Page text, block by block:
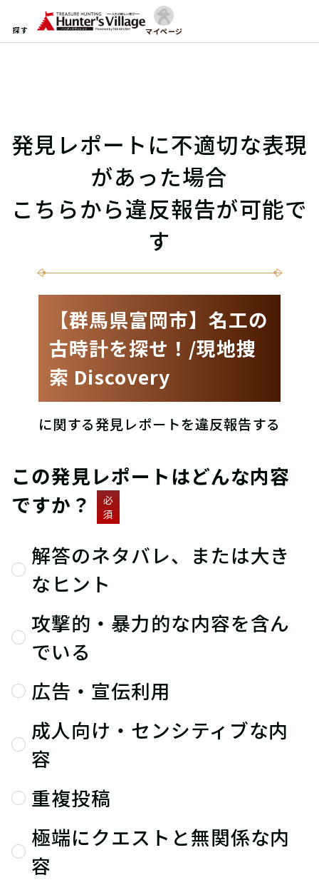
探す マイページ
発見レポートに不適切な表現
があった場合
こちらから違反報告が可能で
す
【群馬県富岡市】名工の
古時計を探せ！/現地捜
索 Discovery
に関する発見レポートを違反報告する
この発見レポートはどんな内容
ですか？
必
須
解答のネタバレ、または大き
なヒント
攻撃的・暴力的な内容を含ん
でいる
広告・宣伝利用
成人向け・センシティブな内
容
重複投稿
極端にクエストと無関係な内
容